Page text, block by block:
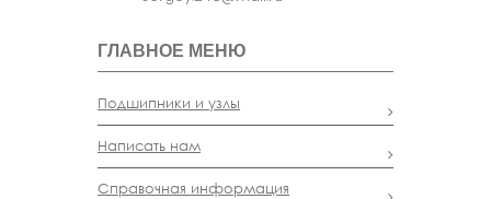
ГЛАВНОЕ МЕНЮ
Подшипники и узлы
Написать нам
Справочная информация